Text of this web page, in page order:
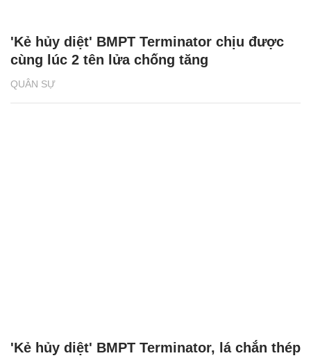
QUÂN SỰ
'Kẻ hủy diệt' BMPT Terminator chịu được
cùng lúc 2 tên lửa chống tăng
'Kẻ hủy diệt' BMPT Terminator, lá chắn thép